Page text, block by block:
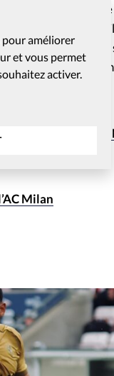
pour améliorer
et vous permet
activer.
bientôt se
dont
Wes (et de Vinny
le Christ au
du trophée
Milan